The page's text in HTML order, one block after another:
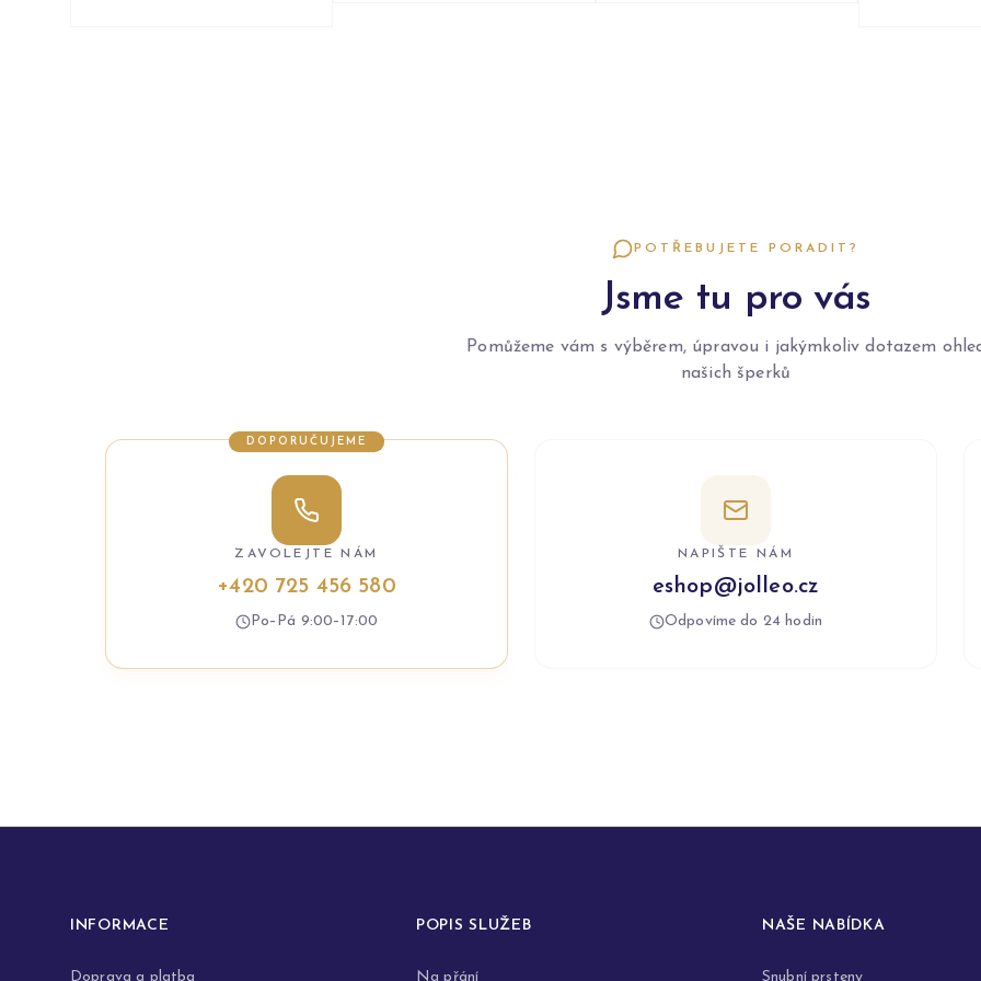
POTŘEBUJETE PORADIT?
Jsme tu pro vás
Pomůžeme vám s výběrem, úpravou i jakýmkoliv dotazem
našich šperků
DOPORUČUJEME
ZAVOLEJTE NÁM
+420 725 456 580
Po–Pá 9:00–17:00
NAPIŠTE NÁM
eshop@jolleo.cz
Odpovíme do 24 hodin
INFORMACE
Doprava a platba
POPIS SLUŽEB
Na přání
NAŠE NABÍDKA
Snubní prsteny